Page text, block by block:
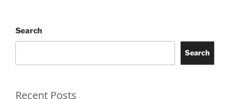
Search
Search
Recent Posts